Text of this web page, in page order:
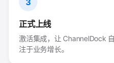
正式上线
激活集成，让 ChannelDock
注于业务增长。